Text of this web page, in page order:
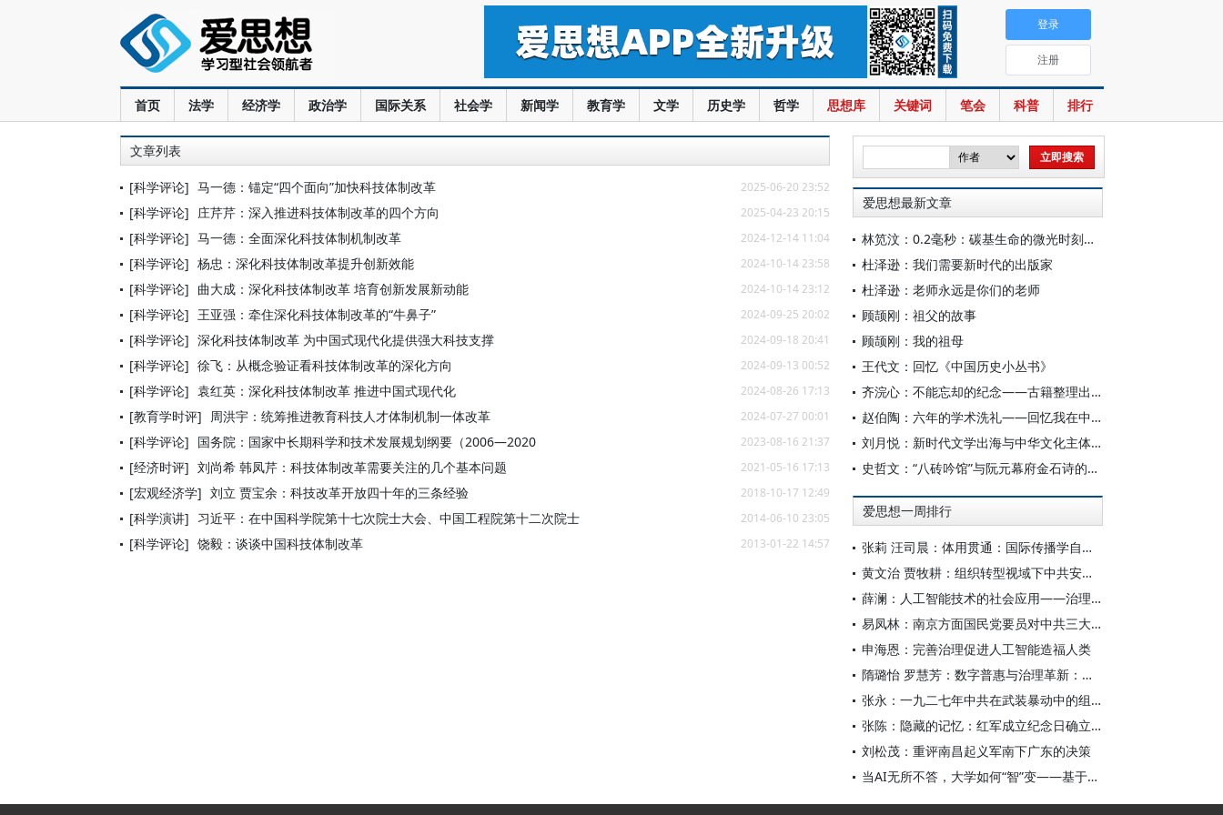
首页 法学 经济学 政治学 国际关系 社会学 新闻学 教育学 文学 历史学 哲学 思想库 关键词 笔会 科普 排行
登录
注册
文章列表
[科学评论] 马一德：锚定“四个面向”加快科技体制改革 2025-06-20 23:52
[科学评论] 庄芹芹：深入推进科技体制改革的四个方向 2025-04-23 20:15
[科学评论] 马一德：全面深化科技体制机制改革 2024-12-14 11:04
[科学评论] 杨忠：深化科技体制改革提升创新效能 2024-10-14 23:58
[科学评论] 曲大成：深化科技体制改革 培育创新发展新动能 2024-10-14 23:12
[科学评论] 王亚强：牵住深化科技体制改革的“牛鼻子” 2024-09-25 20:02
[科学评论] 深化科技体制改革 为中国式现代化提供强大科技支撑 2024-09-18 20:41
[科学评论] 徐飞：从概念验证看科技体制改革的深化方向 2024-09-13 00:52
[科学评论] 袁红英：深化科技体制改革 推进中国式现代化 2024-08-26 17:13
[教育学时评] 周洪宇：统筹推进教育科技人才体制机制一体改革 2024-07-27 00:01
[科学评论] 国务院：国家中长期科学和技术发展规划纲要（2006—2020 2023-08-16 21:37
[经济时评] 刘尚希 韩凤芹：科技体制改革需要关注的几个基本问题 2021-05-16 17:13
[宏观经济学] 刘立 贾宝余：科技改革开放四十年的三条经验 2018-10-17 12:49
[科学演讲] 习近平：在中国科学院第十七次院士大会、中国工程院第十二次院士 2014-06-10 23:05
[科学评论] 饶毅：谈谈中国科技体制改革 2013-01-22 14:57
爱思想最新文章
林笕汶：0.2毫秒：碳基生命的微光时刻——读邵春堡《未来人类：科技拓展无限可能》
杜泽逊：我们需要新时代的出版家
杜泽逊：老师永远是你们的老师
顾颉刚：祖父的故事
顾颉刚：我的祖母
王代文：回忆《中国历史小丛书》
齐浣心：不能忘却的纪念——古籍整理出版规划小组成立六十载记
赵伯陶：六年的学术洗礼——回忆我在中华书局的日子
刘月悦：新时代文学出海与中华文化主体性建构
史哲文：“八砖吟馆”与阮元幕府金石诗的学人品格、诗学祈向
爱思想一周排行
张莉 汪司晨：体用贯通：国际传播学自主知识体系的建构逻辑与学科交叉进路
黄文治 贾牧耕：组织转型视域下中共安徽省临时委员会的“两建两废”（1927—1931）
薛澜：人工智能技术的社会应用——治理挑战
易凤林：南京方面国民党要员对中共三大起义的反应
申海恩：完善治理促进人工智能造福人类
隋璐怡 罗慧芳：数字普惠与治理革新：中国人工智能赋能全球南方发展
张永：一九二七年中共在武装暴动中的组织转型
张陈：隐藏的记忆：红军成立纪念日确立前中共对南昌起义的纪念
刘松茂：重评南昌起义军南下广东的决策
当AI无所不答，大学如何“智”变——基于全国400余所高校本科生AI使用情况的调查与思考